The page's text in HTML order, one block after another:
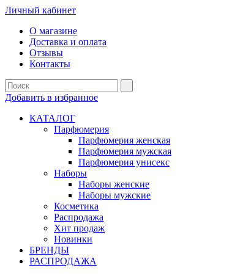
Личный кабинет
О магазине
Доставка и оплата
Отзывы
Контакты
Добавить в избранное
КАТАЛОГ
Парфюмерия
Парфюмерия женская
Парфюмерия мужская
Парфюмерия унисекс
Наборы
Наборы женские
Наборы мужские
Косметика
Распродажа
Хит продаж
Новинки
БРЕНДЫ
РАСПРОДАЖА